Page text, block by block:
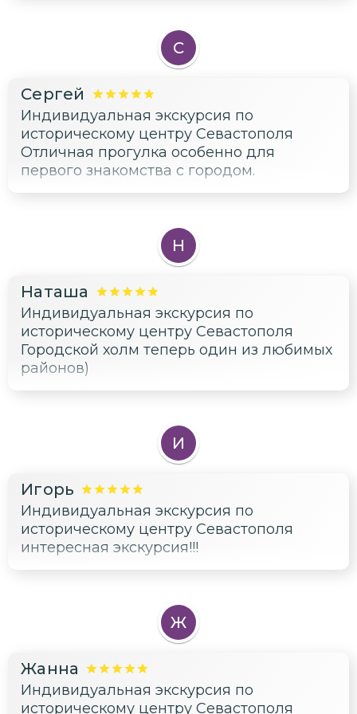
создания некоторых памятников и
зданий, а также о караимской кенасе.
Очень понравилось, Елена рассказывала
С
Сергей
Индивидуальная экскурсия по
историческому центру Севастополя
Отличная прогулка особенно для
первого знакомства с городом.
Н
Наташа
Индивидуальная экскурсия по
историческому центру Севастополя
Городской холм теперь один из любимых
районов)
И
Игорь
Индивидуальная экскурсия по
историческому центру Севастополя
интересная экскурсия!!!
Ж
Жанна
Индивидуальная экскурсия по
историческому центру Севастополя